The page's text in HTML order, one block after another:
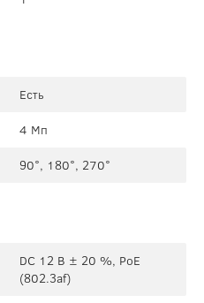
Есть
4 Мп
90°, 180°, 270°
DC 12 В ± 20 %, PoE
(802.3af)